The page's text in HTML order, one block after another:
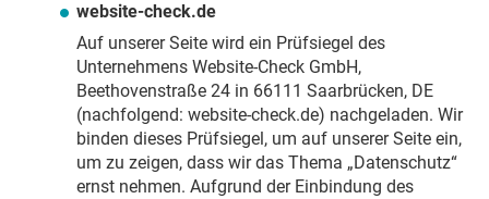
website-check.de
Auf unserer Seite wird ein Prüfsiegel des
Unternehmens Website-Check GmbH,
Beethovenstraße 24 in 66111 Saarbrücken, DE
(nachfolgend: website-check.de) nachgeladen. Wir
binden dieses Prüfsiegel, um auf unserer Seite ein,
um zu zeigen, dass wir das Thema „Datenschutz“
ernst nehmen. Aufgrund der Einbindung des